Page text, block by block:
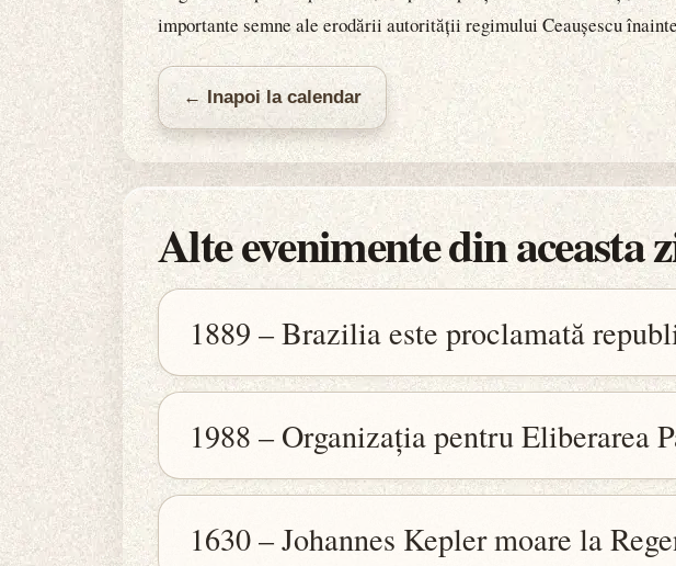
importante semne ale erodării autorității regimului Ceaușescu
← Inapoi la calendar
Alte evenimente din aceasta
1889 – Brazilia este proclamată
1988 – Organizația pentru Eliberarea
1630 – Johannes Kepler moare la